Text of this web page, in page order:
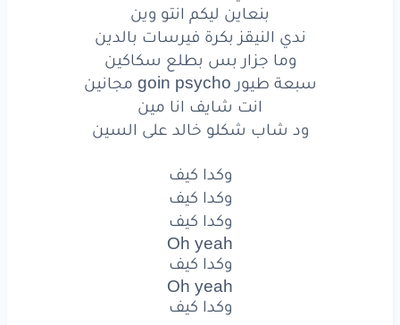
سمحةاسيكلوعلى الرايق
اناالسايق خاشيحفلة
حاسيراسي علىالبايظ
تمارس تلقيفي الطريقعوارض
مازفكرززاناخاتي
كلامييعني
شاوراجيبها
بنعاينليكمانتو
بنعاين ليكم انتو وين
ندي النيقز بكرة فيرسات بالدين
وما جزار بس بطلع سكاكين
سبعة طيور goin psycho مجانين
انت شايف انا مين
ود شاب شكلو خالد على السين
وكدا كيف
وكدا كيف
وكدا كيف
Oh yeah
وكدا كيف
Oh yeah
وكدا كيف